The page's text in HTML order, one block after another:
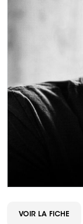
VOIR LA FICHE